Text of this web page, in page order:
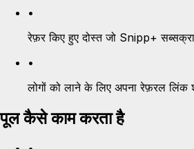
•
रेफ़र किए हुए दोस्त जो Snipp+
•
लोगों को लाने के लिए अपना रेफ़रल लिंक
पूल कैसे काम करता है